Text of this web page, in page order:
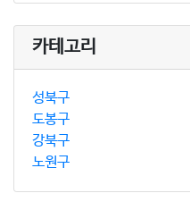
카테고리
성북구
도봉구
강북구
노원구